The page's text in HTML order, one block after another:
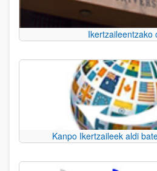
Ikertzaileentzako
Kanpo Ikertzaileek aldi